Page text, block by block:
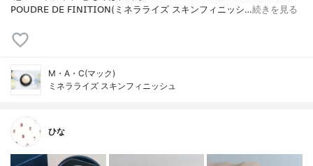
𝖯𝖮𝖴𝖣𝖱𝖤 𝖣𝖤 𝖥𝖨𝖭𝖨𝖳𝖨𝖮𝖭(ミネラライズ スキンフィニッシ…続きを見る
M・A・C(マック)
ミネラライズ スキンフィニッシュ
ひな